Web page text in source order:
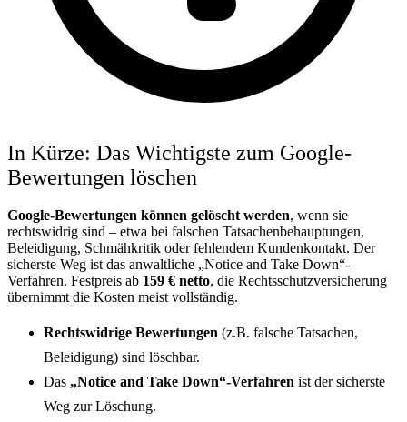
In Kürze: Das Wichtigste zum Google-
Bewertungen löschen
Google-Bewertungen können gelöscht werden, wenn sie
rechtswidrig sind – etwa bei falschen Tatsachenbehauptungen,
Beleidigung, Schmähkritik oder fehlendem Kundenkontakt. Der
sicherste Weg ist das anwaltliche „Notice and Take Down“-
Verfahren. Festpreis ab 159 € netto, die Rechtsschutzversicherung
übernimmt die Kosten meist vollständig.
Rechtswidrige Bewertungen (z.B. falsche Tatsachen,
Beleidigung) sind löschbar.
Das „Notice and Take Down“-Verfahren ist der sicherste
Weg zur Löschung.